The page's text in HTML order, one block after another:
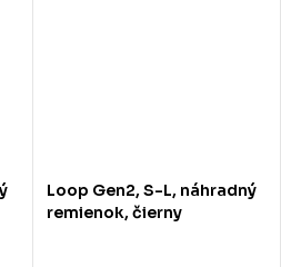
Loop Gen2, S-L, náhradný
remienok, čierny